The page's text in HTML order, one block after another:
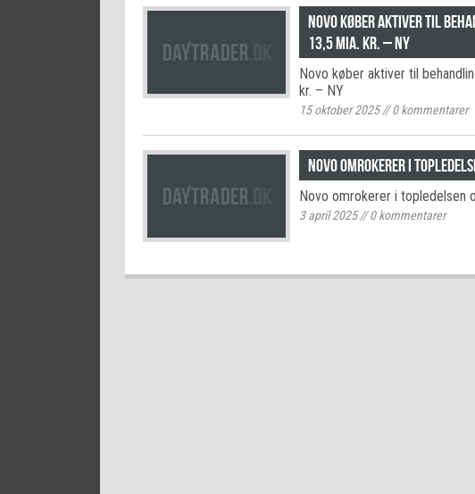
Sådan bruges
Hvad sætter du på
handel?
Sådan fungerer
Novo køber aktiver til
13,5 mia. kr. – NY
Novo køber aktiver til
kr. – NY
15 oktober 2025//0kommentarer
Novo omrokerer i
Novo omrokerer i topledelsen
3 april 2025//0kommentarer